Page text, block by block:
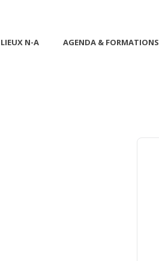
N-A AGENDA & FORMATIONS